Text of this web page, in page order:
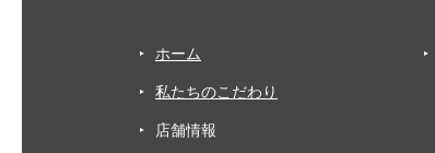
ホーム
私たちのこだわり
店舗情報